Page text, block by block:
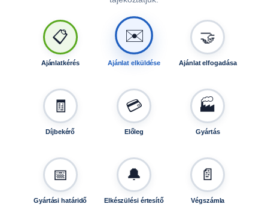
📋
Ajánlatkérés
✉️
Ajánlat elküldése
🤝
Ajánlat elfogadása
🧾
Díjbekérő
💳
Előleg
🏭
Gyártás
📅
Gyártási határidő
🔔
Elkészülési értesítő
📄
Végszámla